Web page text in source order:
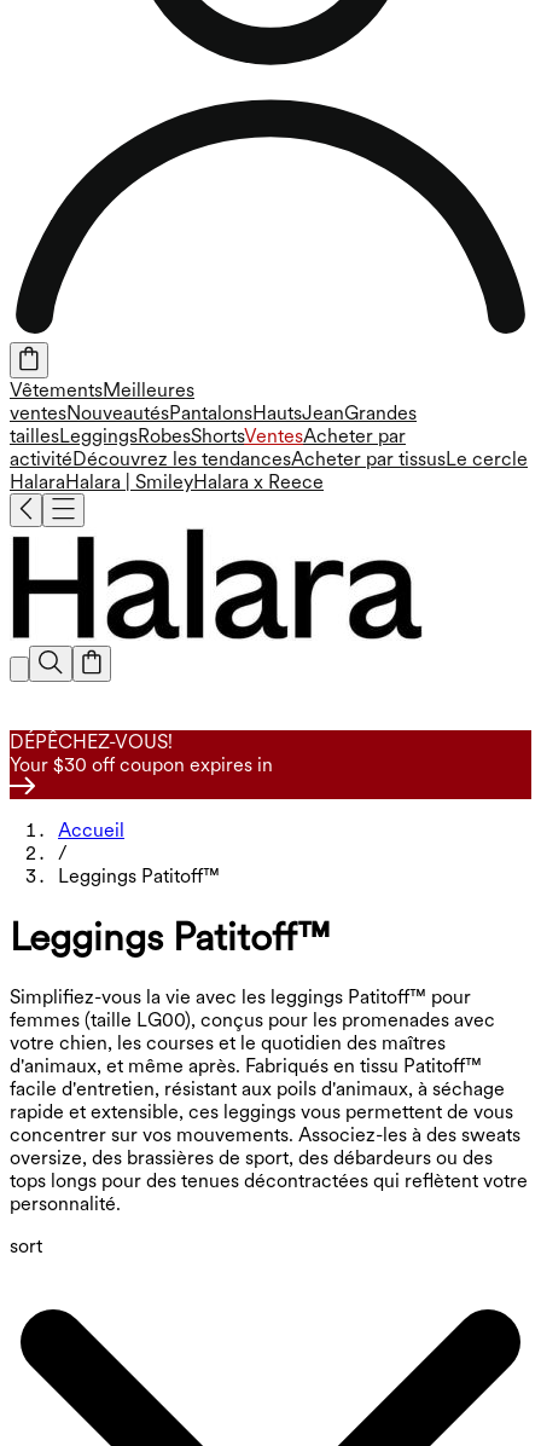
VêtementsMeilleures
ventesNouveautésPantalonsHautsJeanGrandes
taillesLeggingsRobesShortsVentesAcheter par
activitéDécouvrez les tendancesAcheter par tissusLe cercle
HalaraHalara | SmileyHalara x Reece
DÉPÊCHEZ-VOUS!
Your $30 off coupon expires in
Accueil
/
Leggings Patitoff™
Leggings Patitoff™
Simplifiez-vous la vie avec les leggings Patitoff™ pour
femmes (taille LG00), conçus pour les promenades avec
votre chien, les courses et le quotidien des maîtres
d'animaux, et même après. Fabriqués en tissu Patitoff™
facile d'entretien, résistant aux poils d'animaux, à séchage
rapide et extensible, ces leggings vous permettent de vous
concentrer sur vos mouvements. Associez-les à des sweats
oversize, des brassières de sport, des débardeurs ou des
tops longs pour des tenues décontractées qui reflètent votre
personnalité.
sort